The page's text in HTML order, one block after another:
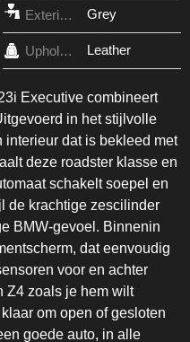
Exterior Color Grey
Upholstery Leather
Executive combineert
in het stijlvolle
interieur dat is bekleed met
deze roadster klasse en
schakelt soepel en
de krachtige zescilinder
BMW‑gevoel. Binnenin
dat eenvoudig
voor en achter
Z4 zoals je hem wilt
om open of gesloten
goede auto, in alle